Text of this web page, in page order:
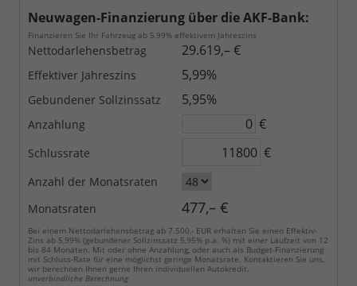
Neuwagen-Finanzierung über die AKF-Bank:
Finanzieren Sie Ihr Fahrzeug ab 5,99% effektivem Jahreszins
Nettodarlehensbetrag 29.619,– €
Effektiver Jahreszins 5,99%
Gebundener Sollzinssatz 5,95%
Anzahlung €
Schlussrate €
Anzahl der Monatsraten
Monatsraten
477,– €
Bei einem Nettodarlehensbetrag ab 7.500,- EUR erhalten Sie einen Effektiv-
Zins ab 5,99% (gebundener Sollzinssatz 5,95% p.a. %) mit einer Laufzeit von 12
bis 84 Monaten. Mit oder ohne Anzahlung, oder auch als Budget-Finanzierung
mit Schluss-Rate für eine möglichst geringe Monatsrate. Kontaktieren Sie uns,
wir berechnen Ihnen gerne Ihren individuellen Autokredit.
unverbindliche Berechnung